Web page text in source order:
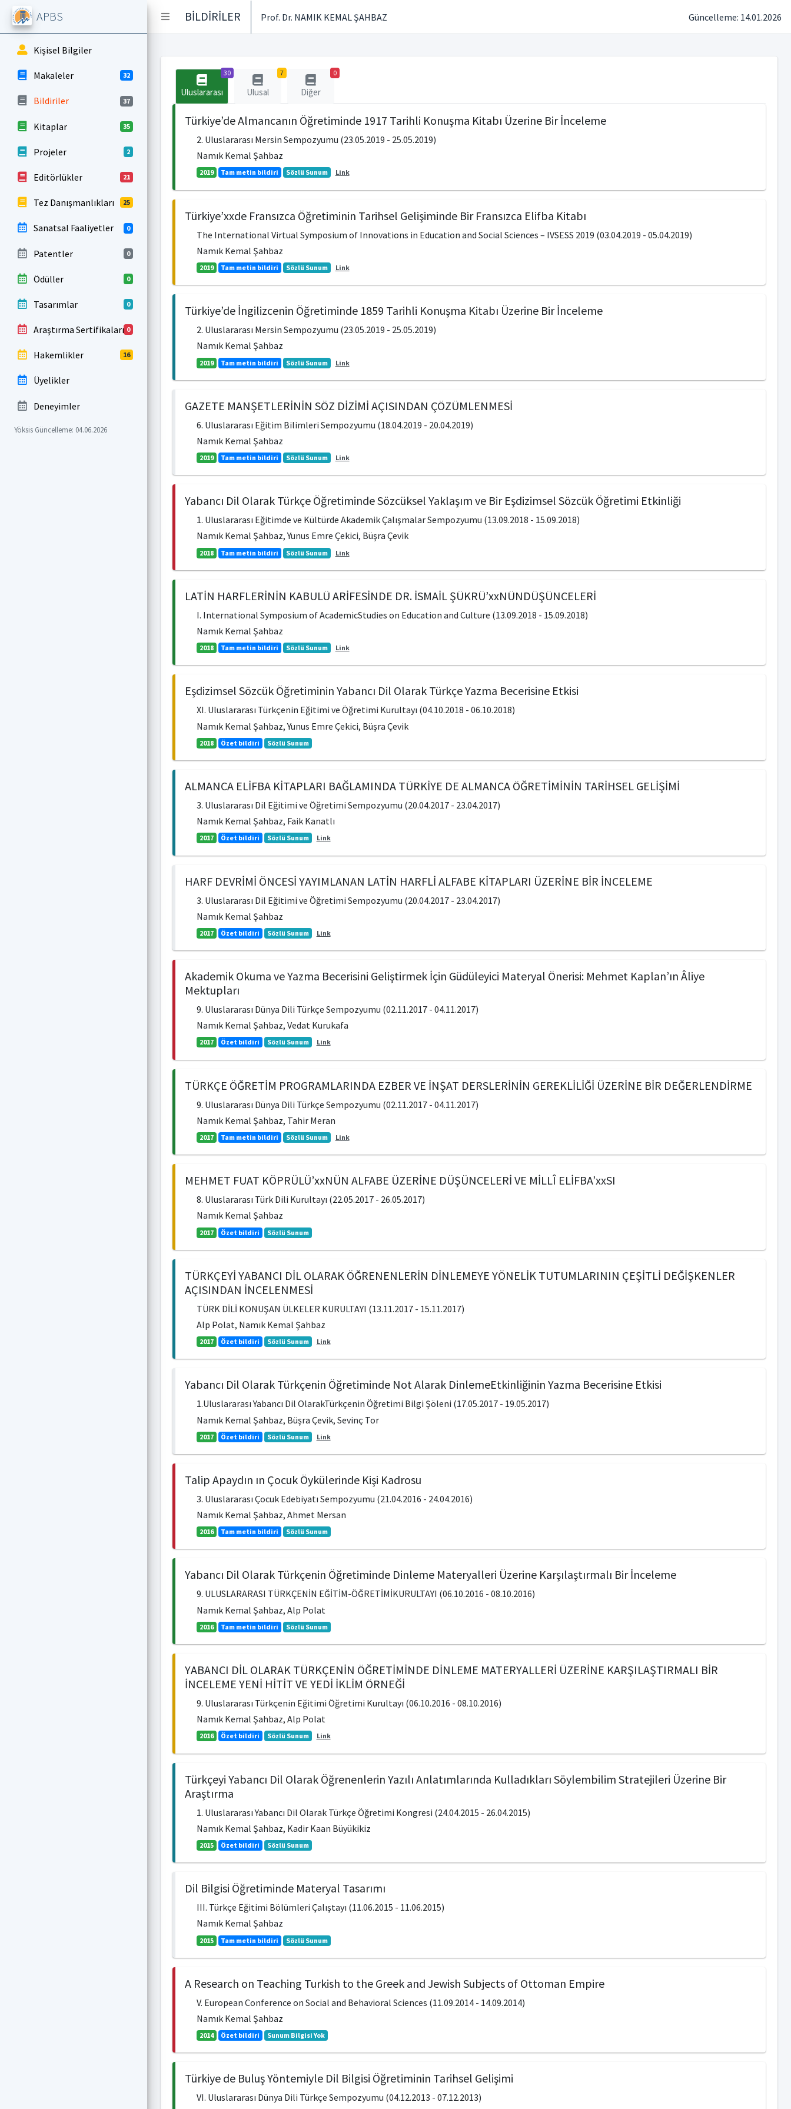
BİLDİRİLER Prof. Dr. NAMIK KEMAL ŞAHBAZ Güncelleme: 14.01.2026
APBS
Kişisel Bilgiler
Makaleler 32
Bildiriler 37
Kitaplar 35
Projeler 2
Editörlükler 21
Tez Danışmanlıkları 25
Sanatsal Faaliyetler 0
Patentler 0
Ödüller 0
Tasarımlar 0
Araştırma Sertifikaları 0
Hakemlikler 16
Üyelikler
Deneyimler
Yöksis Güncelleme: 04.06.2026
30
Uluslararası
7
Ulusal
0
Diğer
Türkiye’de Almancanın Öğretiminde 1917 Tarihli Konuşma Kitabı Üzerine Bir İnceleme
2. Uluslararası Mersin Sempozyumu (23.05.2019 - 25.05.2019)
Namık Kemal Şahbaz
2019 Tam metin bildiri Sözlü Sunum Link
Türkiye’xxde Fransızca Öğretiminin Tarihsel Gelişiminde Bir Fransızca Elifba Kitabı
The International Virtual Symposium of Innovations in Education and Social Sciences – IVSESS 2019 (03.04.2019 - 05.04.2019)
Namık Kemal Şahbaz
2019 Tam metin bildiri Sözlü Sunum Link
Türkiye’de İngilizcenin Öğretiminde 1859 Tarihli Konuşma Kitabı Üzerine Bir İnceleme
2. Uluslararası Mersin Sempozyumu (23.05.2019 - 25.05.2019)
Namık Kemal Şahbaz
2019 Tam metin bildiri Sözlü Sunum Link
GAZETE MANŞETLERİNİN SÖZ DİZİMİ AÇISINDAN ÇÖZÜMLENMESİ
6. Uluslararası Eğitim Bilimleri Sempozyumu (18.04.2019 - 20.04.2019)
Namık Kemal Şahbaz
2019 Tam metin bildiri Sözlü Sunum Link
Yabancı Dil Olarak Türkçe Öğretiminde Sözcüksel Yaklaşım ve Bir Eşdizimsel Sözcük Öğretimi Etkinliği
1. Uluslararası Eğitimde ve Kültürde Akademik Çalışmalar Sempozyumu (13.09.2018 - 15.09.2018)
Namık Kemal Şahbaz, Yunus Emre Çekici, Büşra Çevik
2018 Tam metin bildiri Sözlü Sunum Link
LATİN HARFLERİNİN KABULÜ ARİFESİNDE DR. İSMAİL ŞÜKRÜ’xxNÜNDÜŞÜNCELERİ
I. International Symposium of AcademicStudies on Education and Culture (13.09.2018 - 15.09.2018)
Namık Kemal Şahbaz
2018 Tam metin bildiri Sözlü Sunum Link
Eşdizimsel Sözcük Öğretiminin Yabancı Dil Olarak Türkçe Yazma Becerisine Etkisi
XI. Uluslararası Türkçenin Eğitimi ve Öğretimi Kurultayı (04.10.2018 - 06.10.2018)
Namık Kemal Şahbaz, Yunus Emre Çekici, Büşra Çevik
2018 Özet bildiri Sözlü Sunum
ALMANCA ELİFBA KİTAPLARI BAĞLAMINDA TÜRKİYE DE ALMANCA ÖĞRETİMİNİN TARİHSEL GELİŞİMİ
3. Uluslararası Dil Eğitimi ve Öğretimi Sempozyumu (20.04.2017 - 23.04.2017)
Namık Kemal Şahbaz, Faik Kanatlı
2017 Özet bildiri Sözlü Sunum Link
HARF DEVRİMİ ÖNCESİ YAYIMLANAN LATİN HARFLİ ALFABE KİTAPLARI ÜZERİNE BİR İNCELEME
3. Uluslararası Dil Eğitimi ve Öğretimi Sempozyumu (20.04.2017 - 23.04.2017)
Namık Kemal Şahbaz
2017 Özet bildiri Sözlü Sunum Link
Akademik Okuma ve Yazma Becerisini Geliştirmek İçin Güdüleyici Materyal Önerisi: Mehmet Kaplan’ın Âliye
Mektupları
9. Uluslararası Dünya Dili Türkçe Sempozyumu (02.11.2017 - 04.11.2017)
Namık Kemal Şahbaz, Vedat Kurukafa
2017 Özet bildiri Sözlü Sunum Link
TÜRKÇE ÖĞRETİM PROGRAMLARINDA EZBER VE İNŞAT DERSLERİNİN GEREKLİLİĞİ ÜZERİNE BİR DEĞERLENDİRME
9. Uluslararası Dünya Dili Türkçe Sempozyumu (02.11.2017 - 04.11.2017)
Namık Kemal Şahbaz, Tahir Meran
2017 Tam metin bildiri Sözlü Sunum Link
MEHMET FUAT KÖPRÜLÜ’xxNÜN ALFABE ÜZERİNE DÜŞÜNCELERİ VE MİLLÎ ELİFBA’xxSI
8. Uluslararası Türk Dili Kurultayı (22.05.2017 - 26.05.2017)
Namık Kemal Şahbaz
2017 Özet bildiri Sözlü Sunum
TÜRKÇEYİ YABANCI DİL OLARAK ÖĞRENENLERİN DİNLEMEYE YÖNELİK TUTUMLARININ ÇEŞİTLİ DEĞİŞKENLER
AÇISINDAN İNCELENMESİ
TÜRK DİLİ KONUŞAN ÜLKELER KURULTAYI (13.11.2017 - 15.11.2017)
Alp Polat, Namık Kemal Şahbaz
2017 Özet bildiri Sözlü Sunum Link
Yabancı Dil Olarak Türkçenin Öğretiminde Not Alarak DinlemeEtkinliğinin Yazma Becerisine Etkisi
1.Uluslararası Yabancı Dil OlarakTürkçenin Öğretimi Bilgi Şöleni (17.05.2017 - 19.05.2017)
Namık Kemal Şahbaz, Büşra Çevik, Sevinç Tor
2017 Özet bildiri Sözlü Sunum Link
Talip Apaydın ın Çocuk Öykülerinde Kişi Kadrosu
3. Uluslararası Çocuk Edebiyatı Sempozyumu (21.04.2016 - 24.04.2016)
Namık Kemal Şahbaz, Ahmet Mersan
2016 Tam metin bildiri Sözlü Sunum
Yabancı Dil Olarak Türkçenin Öğretiminde Dinleme Materyalleri Üzerine Karşılaştırmalı Bir İnceleme
9. ULUSLARARASI TÜRKÇENİN EĞİTİM-ÖĞRETİMİKURULTAYI (06.10.2016 - 08.10.2016)
Namık Kemal Şahbaz, Alp Polat
2016 Tam metin bildiri Sözlü Sunum
YABANCI DİL OLARAK TÜRKÇENİN ÖĞRETİMİNDE DİNLEME MATERYALLERİ ÜZERİNE KARŞILAŞTIRMALI BİR
İNCELEME YENİ HİTİT VE YEDİ İKLİM ÖRNEĞİ
9. Uluslararası Türkçenin Eğitimi Öğretimi Kurultayı (06.10.2016 - 08.10.2016)
Namık Kemal Şahbaz, Alp Polat
2016 Özet bildiri Sözlü Sunum Link
Türkçeyi Yabancı Dil Olarak Öğrenenlerin Yazılı Anlatımlarında Kulladıkları Söylembilim Stratejileri Üzerine Bir
Araştırma
1. Uluslararası Yabancı Dil Olarak Türkçe Öğretimi Kongresi (24.04.2015 - 26.04.2015)
Namık Kemal Şahbaz, Kadir Kaan Büyükikiz
2015 Özet bildiri Sözlü Sunum
Dil Bilgisi Öğretiminde Materyal Tasarımı
III. Türkçe Eğitimi Bölümleri Çalıştayı (11.06.2015 - 11.06.2015)
Namık Kemal Şahbaz
2015 Tam metin bildiri Sözlü Sunum
A Research on Teaching Turkish to the Greek and Jewish Subjects of Ottoman Empire
V. European Conference on Social and Behavioral Sciences (11.09.2014 - 14.09.2014)
Namık Kemal Şahbaz
2014 Özet bildiri Sunum Bilgisi Yok
Türkiye de Buluş Yöntemiyle Dil Bilgisi Öğretiminin Tarihsel Gelişimi
VI. Uluslararası Dünya Dili Türkçe Sempozyumu (04.12.2013 - 07.12.2013)